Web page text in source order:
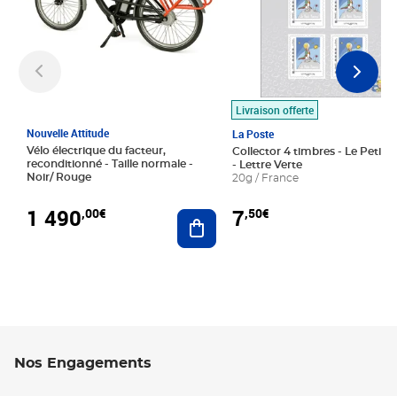
Nouvelle Attitude
Vélo électrique du facteur,
reconditionné - Taille normale -
Noir/ Rouge
1 490,00€ Ajouter au panier
Livraison offerte
La Poste
Collector 4 timbres - Le Petit
- Lettre Verte
20g / France
7,50€
Nos Engagements